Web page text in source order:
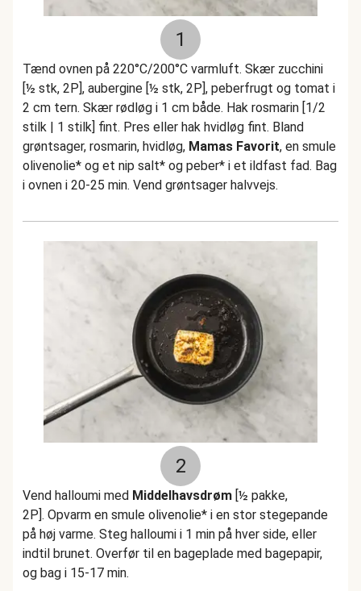
1
Tænd ovnen på 220°C/200°C varmluft. Skær zucchini
[½ stk, 2P], aubergine [½ stk, 2P], peberfrugt og tomat i
2 cm tern. Skær rødløg i 1 cm både. Hak rosmarin [1/2
stilk | 1 stilk] fint. Pres eller hak hvidløg fint. Bland
grøntsager, rosmarin, hvidløg, Mamas Favorit, en smule
olivenolie* og et nip salt* og peber* i et ildfast fad. Bag
i ovnen i 20-25 min. Vend grøntsager halvvejs.
2
Vend halloumi med Middelhavsdrøm [½ pakke,
2P]. Opvarm en smule olivenolie* i en stor stegepande
på høj varme. Steg halloumi i 1 min på hver side, eller
indtil brunet. Overfør til en bageplade med bagepapir,
og bag i 15-17 min.